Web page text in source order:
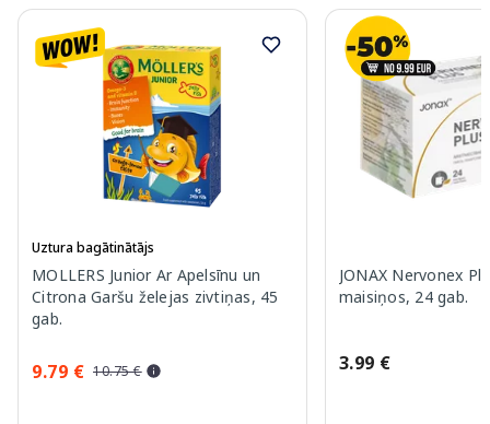
Uztura bagātinātājs
MOLLERS Junior Ar Apelsīnu un
Citrona Garšu želejas zivtiņas, 45
gab.
9.79 € 10.75 €
JONAX Nervonex
maisiņos, 24 gab.
3.99 €